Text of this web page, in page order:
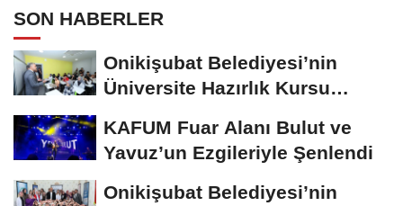
SON HABERLER
Onikişubat Belediyesi’nin
Üniversite Hazırlık Kursu
KAFUM Fuar Alanı Bulut ve
Yavuz’un Ezgileriyle Şenlendi
Onikişubat Belediyesi’nin